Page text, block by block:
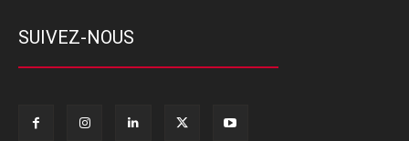
SUIVEZ-NOUS